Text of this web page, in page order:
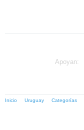
Apoyan:
Inicio Uruguay Categorías